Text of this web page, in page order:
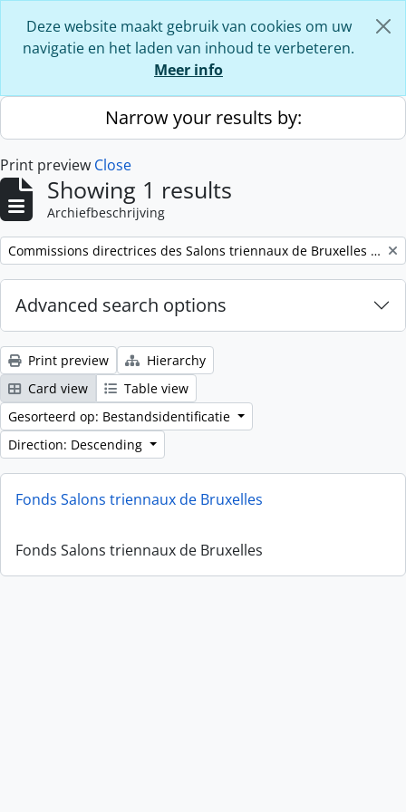
Deze website maakt gebruik van cookies om uw
navigatie en het laden van inhoud te verbeteren.
Meer info
Narrow your results by:
Print preview Close
Showing 1 results
Archiefbeschrijving
Remove filter: Commissions directrices des Salons triennaux de Bruxelles (1833-1914) (nom générique forgé)
Advanced search options
Print preview
Hierarchy
Card view
Table view
Gesorteerd op: Bestandsidentificatie
Direction: Descending
Fonds Salons triennaux de Bruxelles
Fonds Salons triennaux de Bruxelles